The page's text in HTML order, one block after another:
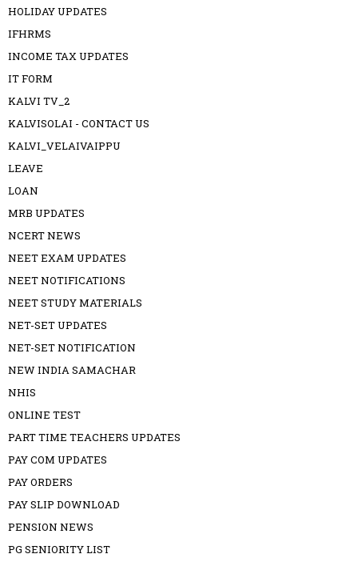
HOLIDAY UPDATES
IFHRMS
INCOME TAX UPDATES
IT FORM
KALVI TV_2
KALVISOLAI - CONTACT US
KALVI_VELAIVAIPPU
LEAVE
LOAN
MRB UPDATES
NCERT NEWS
NEET EXAM UPDATES
NEET NOTIFICATIONS
NEET STUDY MATERIALS
NET-SET UPDATES
NET-SET NOTIFICATION
NEW INDIA SAMACHAR
NHIS
ONLINE TEST
PART TIME TEACHERS UPDATES
PAY COM UPDATES
PAY ORDERS
PAY SLIP DOWNLOAD
PENSION NEWS
PG SENIORITY LIST